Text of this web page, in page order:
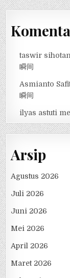
taswir
瞬间
Asmianto
瞬间
ilyas astuti
Arsip
Agustus 2026
Juli 2026
Juni 2026
Mei 2026
April 2026
Maret 2026